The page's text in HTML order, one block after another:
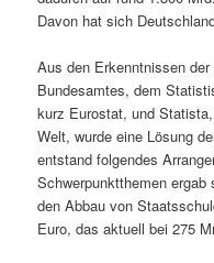
Davon hat sich
Aus den Erkenntnissen
Bundesamtes, dem
kurz Eurostat, und
Welt, wurde eine Lösung
entstand folgendes
Schwerpunktthemen
den Abbau von
Euro, das aktuell bei 275